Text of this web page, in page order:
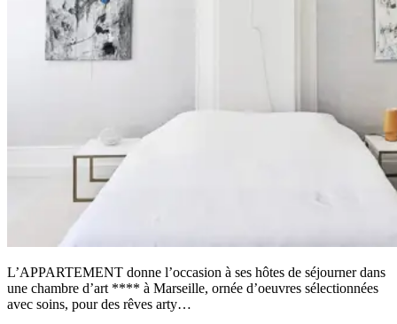
L’APPARTEMENT donne l’occasion à ses hôtes de séjourner dans
une chambre d’art **** à Marseille, ornée d’oeuvres sélectionnées
avec soins, pour des rêves arty…